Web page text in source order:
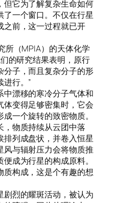
但它为了解复杂生命如何
一个窗口。不仅在行星
之前，这一过程就已开
所（MPIA）的天体化学
的研究结果表明，原行
分子，而且复杂分子的形
行。”
漂移的寒冷分子气体和
变得足够密集时，它会
一个旋转的致密物质。
物质持续从云团中落
排列成盘状，并卷入恒星
风与辐射压力会将物质推
成为行星的构成原料。
构成，这是个有趣的想
烈的耀斑活动，被认为